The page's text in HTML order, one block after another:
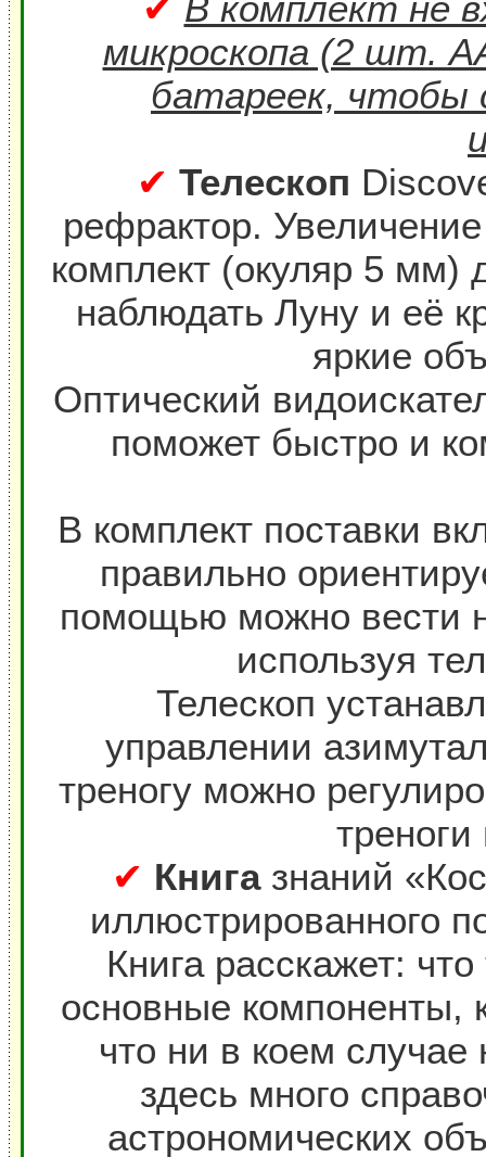
микроскопа (2 шт.
батареек, чтобы
✔ Телескоп
рефрактор.
комплект (окуляр 5 мм)
наблюдать Луну и её
яркие
Оптический
поможет быстро и
В комплект поставки
правильно
помощью можно вести
используя
Телескоп
управлении
треногу можно
✔ Книгазнаний
иллюстрированного
Книга расскажет:
основные компоненты,
что ни в коем случае
здесь много
астрономических